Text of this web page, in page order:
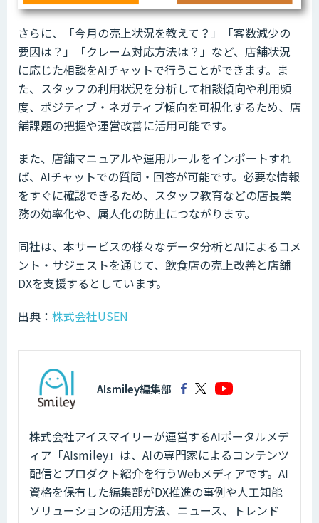
さらに、「今月の売上状況を教えて？」「客数減少の
要因は？」「クレーム対応方法は？」など、店舗状況
に応じた相談をAIチャットで行うことができます。ま
た、スタッフの利用状況を分析して相談傾向や利用頻
度、ポジティブ・ネガティブ傾向を可視化するため、店
舗課題の把握や運営改善に活用可能です。
また、店舗マニュアルや運用ルールをインポートすれ
ば、AIチャットでの質問・回答が可能です。必要な情報
をすぐに確認できるため、スタッフ教育などの店長業
務の効率化や、属人化の防止につながります。
同社は、本サービスの様々なデータ分析とAIによるコメ
ント・サジェストを通じて、飲食店の売上改善と店舗
DXを支援するとしています。
出典： 株式会社USEN
AIsmiley編集部
株式会社アイスマイリーが運営するAIポータルメデ
ィア「AIsmiley」は、AIの専門家によるコンテンツ
配信とプロダクト紹介を行うWebメディアです。AI
資格を保有した編集部がDX推進の事例や人工知能
ソリューションの活用方法、ニュース、トレンド